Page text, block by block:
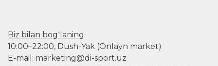
Biz bilan bogʻlaning
10:00–22:00, Dush-Yak (Onlayn market)
E-mail: marketing@di-sport.uz